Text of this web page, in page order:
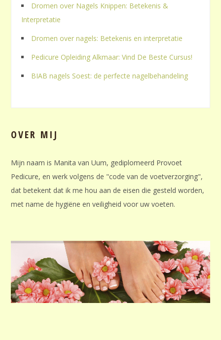
Dromen over Nagels Knippen: Betekenis &
Interpretatie
Dromen over nagels: Betekenis en interpretatie
Pedicure Opleiding Alkmaar: Vind De Beste Cursus!
BIAB nagels Soest: de perfecte nagelbehandeling
OVER MIJ
Mijn naam is Manita van Uum, gediplomeerd Provoet
Pedicure, en werk volgens de "code van de voetverzorging",
dat betekent dat ik me hou aan de eisen die gesteld worden,
met name de hygiëne en veiligheid voor uw voeten.